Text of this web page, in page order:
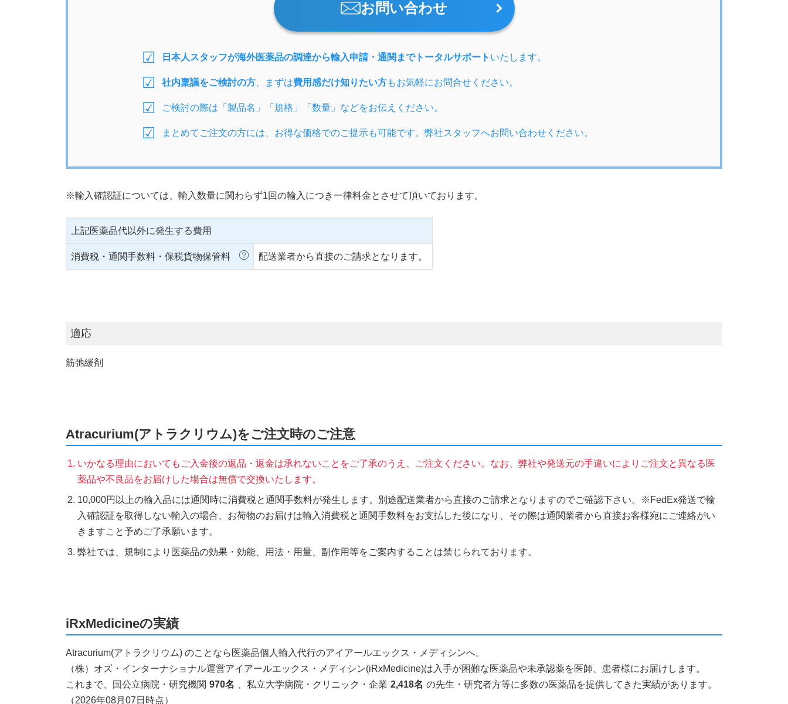
お問い合わせ
日本人スタッフが海外医薬品の調達から輸入申請・通関までトータルサポート いたします。
社内稟議をご検討の方 、まずは費用感だけ知りたい方もお気軽にお問合せください。
ご検討の際は「製品名」「規格」「数量」などをお伝えください。
まとめてご注文の方には、お得な価格でのご提示も可能です。弊社スタッフへお問い合わせください。
※輸入確認証については、輸入数量に関わらず1回の輸入につき一律料金とさせて頂いております。
上記医薬品代以外に発生する費用
消費税・通関手数料・保税貨物保管料 配送業者から直接のご請求となります。
適応
筋弛緩剤
Atracurium(アトラクリウム)をご注文時のご注意
いかなる理由においてもご入金後の返品・返金は承れないことをご了承のうえ、ご注文ください。なお、弊社や発送元の手違いによりご注文と異なる医
薬品や不良品をお届けした場合は無償で交換いたします。
10,000円以上の輸入品には通関時に消費税と通関手数料が発生します。別途配送業者から直接のご請求となりますのでご確認下さい。※FedEx発送で輸
入確認証を取得しない輸入の場合、お荷物のお届けは輸入消費税と通関手数料をお支払した後になり、その際は通関業者から直接お客様宛にご連絡がい
きますこと予めご了承願います。
弊社では、規制により医薬品の効果・効能、用法・用量、副作用等をご案内することは禁じられております。
iRxMedicineの実績
Atracurium(アトラクリウム) のことなら医薬品個人輸入代行のアイアールエックス・メディシンへ。
（株）オズ・インターナショナル運営アイアールエックス・メディシン(iRxMedicine)は入手が困難な医薬品や未承認薬を医師、患者様にお届けします。
これまで、国公立病院・研究機関 970名 、私立大学病院・クリニック・企業 2,418名 の先生・研究者方等に多数の医薬品を提供してきた実績があります。
（2026年08月07日時点）